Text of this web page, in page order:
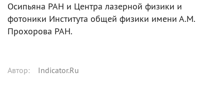
Осипьяна РАН и Центра лазерной физики и
фотоники Института общей физики имени А.М.
Прохорова РАН.
Автор: Indicator.Ru